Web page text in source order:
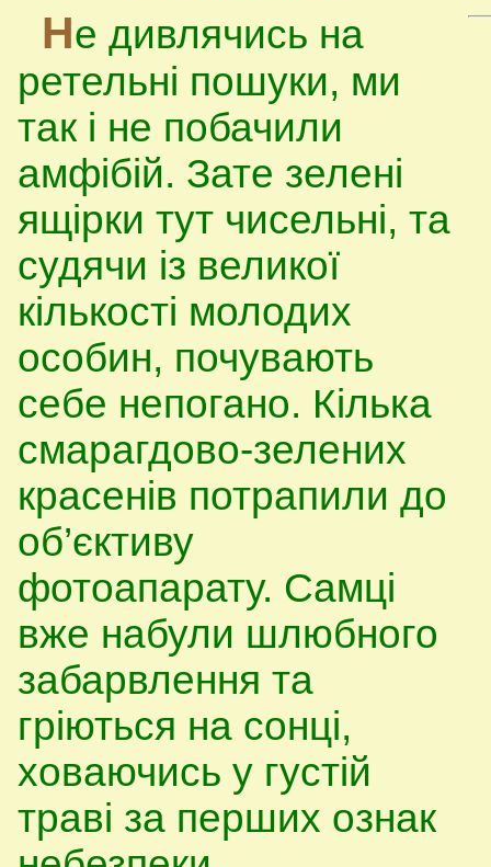
Не дивлячись на
ретельні пошуки, ми
так і не побачили
амфібій. Зате зелені
ящірки тут чисельні, та
судячи із великої
кількості молодих
особин, почувають
себе непогано. Кілька
смарагдово-зелених
красенів потрапили до
об’єктиву
фотоапарату. Самці
вже набули шлюбного
забарвлення та
гріються на сонці,
ховаючись у густій
траві за перших ознак